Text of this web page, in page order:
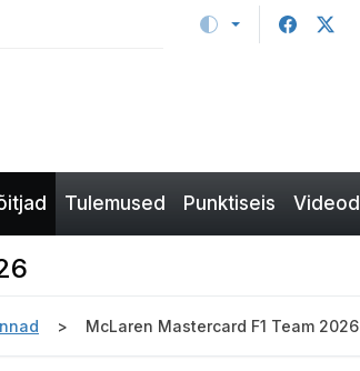
Tulemused Punktiseis Videod
McLaren Mastercard F1 Team 2026